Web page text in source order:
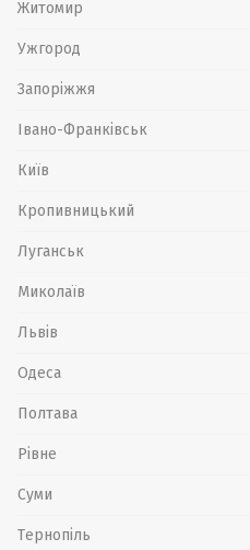
Житомир
Ужгород
Запоріжжя
Івано-Франківськ
Київ
Кропивницький
Луганськ
Миколаїв
Львів
Одеса
Полтава
Рівне
Суми
Тернопіль